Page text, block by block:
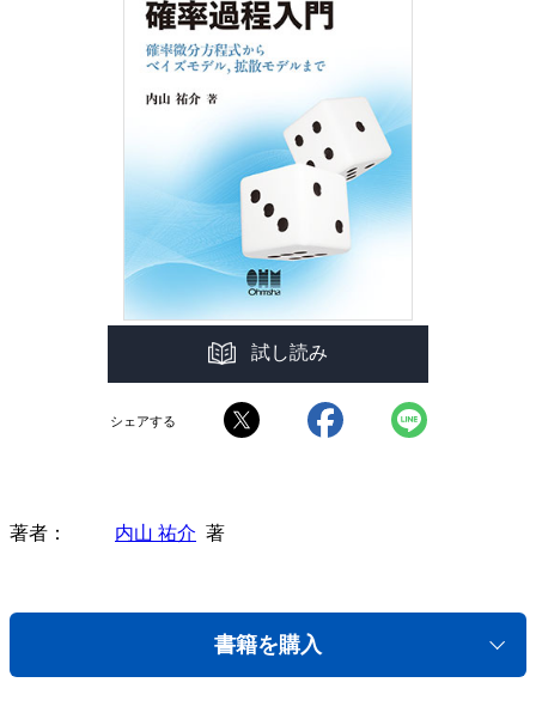
試し読み
シェアする
著者 内山 祐介 著
書籍を購入